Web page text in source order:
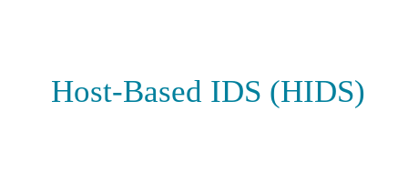
Host-Based IDS (HIDS)